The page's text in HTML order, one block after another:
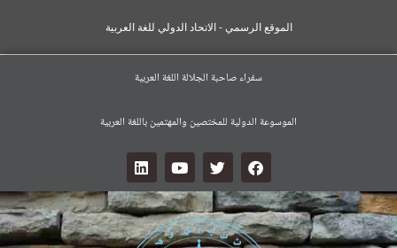
الموقع الرسمي - الاتحاد الدولي للغة العربية
سفراء صاحبة الجلالة اللغة العربية
الموسوعة الدولية للمختصين والمهتمين باللغة العربية